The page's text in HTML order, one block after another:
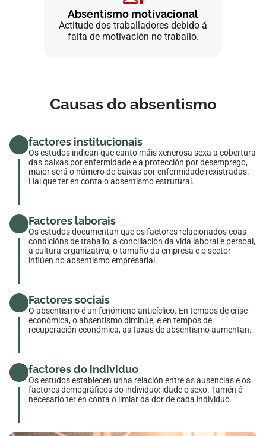
Absentismo motivacional
Actitude dos traballadores debido á
falta de motivación no traballo.
Causas do absentismo
factores institucionais
Os estudos indican que canto máis xenerosa sexa a cobertura
das baixas por enfermidade e a protección por desemprego,
maior será o número de baixas por enfermidade rexistradas.
Hai que ter en conta o absentismo estrutural.
Factores laborais
Os estudos documentan que os factores relacionados coas
condicións de traballo, a conciliación da vida laboral e persoal,
a cultura organizativa, o tamaño da empresa e o sector
inflúen no absentismo empresarial.
Factores sociais
O absentismo é un fenómeno anticíclico. En tempos de crise
económica, o absentismo diminúe, e en tempos de
recuperación económica, as taxas de absentismo aumentan.
factores do individuo
Os estudos establecen unha relación entre as ausencias e os
factores demográficos do individuo: idade e sexo. Tamén é
necesario ter en conta o limiar da dor de cada individuo.